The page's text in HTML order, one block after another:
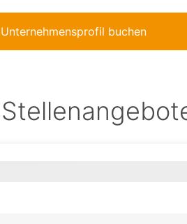
Unternehmensprofil buchen